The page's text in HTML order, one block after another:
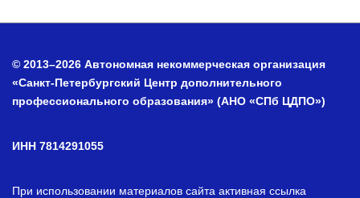
© 2013–2026 Автономная некоммерческая организация
«Санкт-Петербургский Центр дополнительного
профессионального образования» (АНО «СПб ЦДПО»)
ИНН 7814291055
При использовании материалов сайта активная ссылка